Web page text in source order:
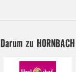
Darum zu HORNBACH